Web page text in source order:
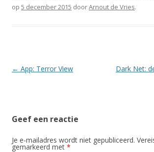
op 5 december 2015 doorArnout de Vries.
Berichtnavigatie
← App: Terror View
Dark Net:
Geef een reactie
Je e-mailadres wordt niet gepubliceerd.
gemarkeerd met *